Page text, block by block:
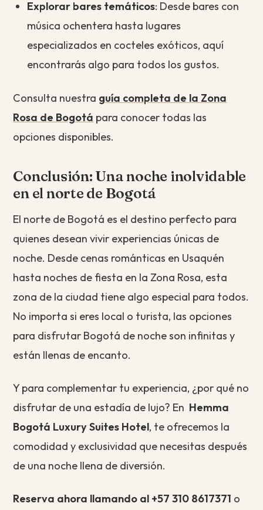
Explorar bares temáticos: Desde bares con
música ochentera hasta lugares
especializados en cocteles exóticos, aquí
encontrarás algo para todos los gustos.
Consulta nuestra guía completa de la Zona
Rosa de Bogotá para conocer todas las
opciones disponibles.
Conclusión: Una noche inolvidable
en el norte de Bogotá
El norte de Bogotá es el destino perfecto para
quienes desean vivir experiencias únicas de
noche. Desde cenas románticas en Usaquén
hasta noches de fiesta en la Zona Rosa, esta
zona de la ciudad tiene algo especial para todos.
No importa si eres local o turista, las opciones
para disfrutar Bogotá de noche son infinitas y
están llenas de encanto.
Y para complementar tu experiencia, ¿por qué no
disfrutar de una estadía de lujo? En Hemma
Bogotá Luxury Suites Hotel, te ofrecemos la
comodidad y exclusividad que necesitas después
de una noche llena de diversión.
Reserva ahora llamando al +57 310 8617371 o